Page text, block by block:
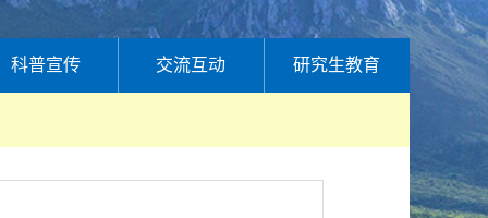
科普宣传 交流互动 研究生教育